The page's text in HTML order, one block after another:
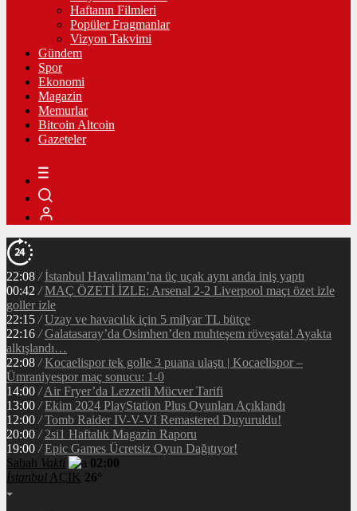
Haftanın Filmleri
Popüler Fragmanlar
Vizyon Takvimi
Gündem
Spor
Ekonomi
Magazin
Memurlar
Bitcoin Altcoin
Gazeteler
22:08 / İstanbul Havalimanı’na üç uçak aynı anda iniş yaptı
00:42 / MAÇ ÖZETİ İZLE: Arsenal 2-2 Liverpool maçı özet izle
goller izle
22:15 / Uzay ve havacılık için 5 milyar TL bütçe
22:16 / Galatasaray’da Osimhen’den muhteşem röveşata! Ayakta
alkışlandı…
22:08 / Kocaelispor tek golle 3 puana ulaştı | Kocaelispor –
Ümraniyespor maç sonucu: 1-0
14:00 / Air Fryer’da Lezzetli Mücver Tarifi
13:00 / Ekim 2024 PlayStation Plus Oyunları Açıklandı
12:00 / Tomb Raider IV-V-VI Remastered Duyuruldu!
20:00 / 2si1 Haftalık Magazin Raporu
19:00 / Epic Games Ücretsiz Oyun Dağıtıyor!
Sabah Vakti
02:00
İstanbul AÇIK 26°